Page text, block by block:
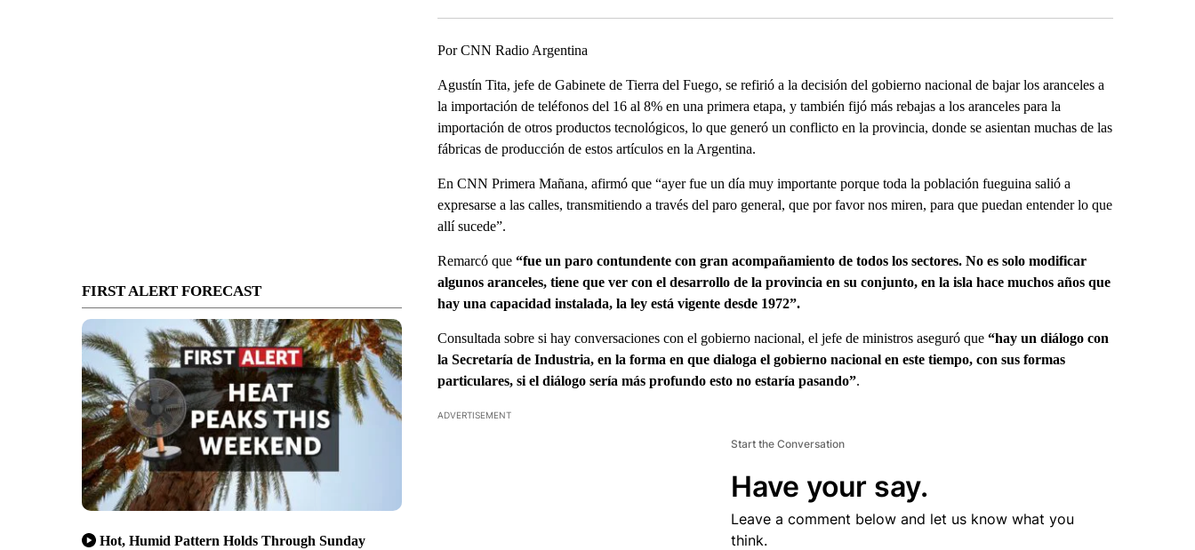
FIRST ALERT FORECAST
Hot, Humid Pattern Holds Through Sunday
Por CNN Radio Argentina
Agustín Tita, jefe de Gabinete de Tierra del Fuego, se refirió a la decisión del gobierno nacional de bajar los aranceles a
la importación de teléfonos del 16 al 8% en una primera etapa, y también fijó más rebajas a los aranceles para la
importación de otros productos tecnológicos, lo que generó un conflicto en la provincia, donde se asientan muchas de las
fábricas de producción de estos artículos en la Argentina.
En CNN Primera Mañana, afirmó que “ayer fue un día muy importante porque toda la población fueguina salió a
expresarse a las calles, transmitiendo a través del paro general, que por favor nos miren, para que puedan entender lo que
allí sucede”.
Remarcó que “fue un paro contundente con gran acompañamiento de todos los sectores. No es solo modificar
algunos aranceles, tiene que ver con el desarrollo de la provincia en su conjunto, en la isla hace muchos años que
hay una capacidad instalada, la ley está vigente desde 1972”.
Consultada sobre si hay conversaciones con el gobierno nacional, el jefe de ministros aseguró que “hay un diálogo con
la Secretaría de Industria, en la forma en que dialoga el gobierno nacional en este tiempo, con sus formas
particulares, si el diálogo sería más profundo esto no estaría pasando”.
ADVERTISEMENT
Start the Conversation
Have your say.
Leave a comment below and let us know what you
think.